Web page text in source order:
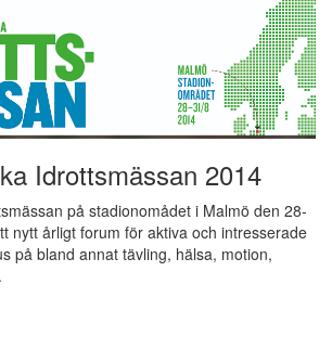
Idrottsmässan 2014
på stadionomådet i Malmö den 28-
nytt årligt forum för aktiva och intresserade
på bland annat tävling, hälsa, motion,